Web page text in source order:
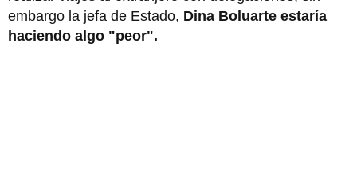
embargo la jefa de Estado, Dina Boluarte estaría
haciendo algo "peor".